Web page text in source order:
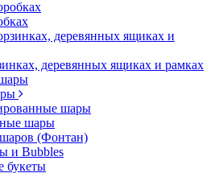
деревянных ящиках и рамках
шары
шары
(Фонтан)
и Bubbles